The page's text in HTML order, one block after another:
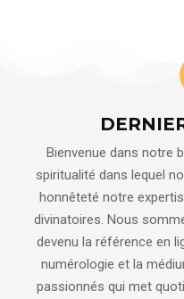
Bienvenue dans notre
spiritualité dans lequel
honnêteté notre
divinatoires. Nous
devenu la référence en
numérologie et la
passionnés qui met